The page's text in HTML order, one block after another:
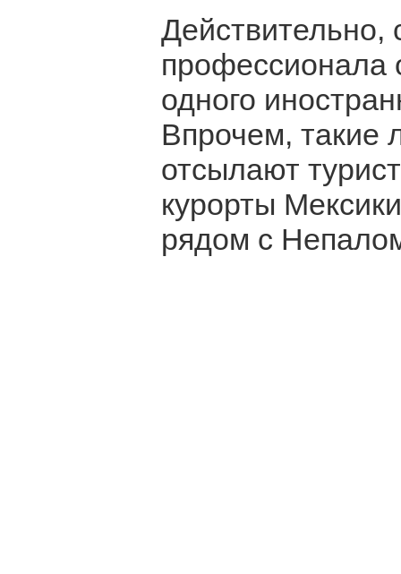
Действительно,
профессионала
одного
Впрочем, такие
отсылают
курорты
рядом с